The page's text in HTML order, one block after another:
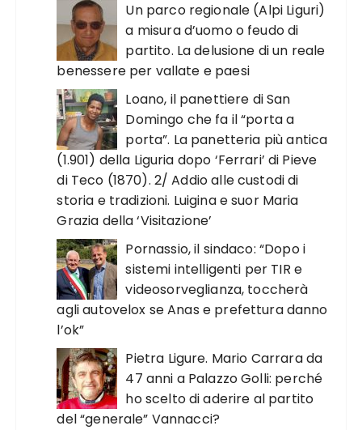
Un parco regionale (Alpi Liguri)
a misura d’uomo o feudo di
partito. La delusione di un reale
benessere per vallate e paesi
Loano, il panettiere di San
Domingo che fa il “porta a
porta”. La panetteria più antica
(1.901) della Liguria dopo ‘Ferrari’ di Pieve
di Teco (1870). 2/ Addio alle custodi di
storia e tradizioni. Luigina e suor Maria
Grazia della ‘Visitazione’
Pornassio, il sindaco: “Dopo i
sistemi intelligenti per TIR e
videosorveglianza, toccherà
agli autovelox se Anas e prefettura danno
l’ok”
Pietra Ligure. Mario Carrara da
47 anni a Palazzo Golli: perché
ho scelto di aderire al partito
del “generale” Vannacci?